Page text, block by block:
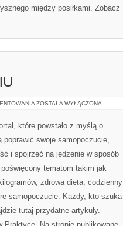
między posiłkami. Zobacz
MITY
ODCHUDZANIU
ZOSTAŁA WYŁĄCZONA
które powstało z myślą o
poprawić swoje samopoczucie,
i spojrzeć na jedzenie w sposób
tematom takim jak
zdrowa dieta, codzienny
samopoczucie. Każdy, kto szuka
tutaj przydatne artykuły.